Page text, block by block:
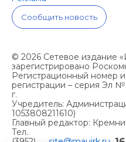
Сообщить новость
© 2026 Сетевое
зарегистрировано
Регистрационный номер
регистрации – серия Эл
г.
Учредитель:
1053808211610)
Главный редактор:
Тел.